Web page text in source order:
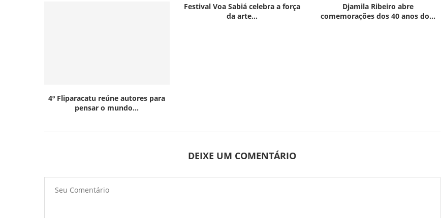
4º Fliparacatu reúne autores para
pensar o mundo...
Festival Voa Sabiá celebra a força
da arte...
Djamila Ribeiro abre
comemorações dos 40 anos do...
DEIXE UM COMENTÁRIO